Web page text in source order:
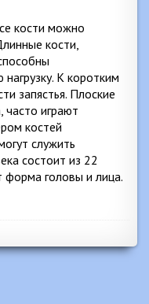
кости можно
кости,
К коротким
запястья. Плоские
часто играют
костей
служить
состоит из 22
форма головы и лица.